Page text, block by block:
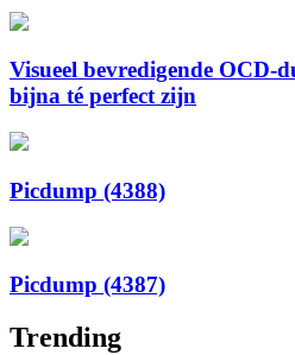
Visueel bevredigende OCD-
bijna té perfect zijn
Picdump (4388)
Picdump (4387)
Trending